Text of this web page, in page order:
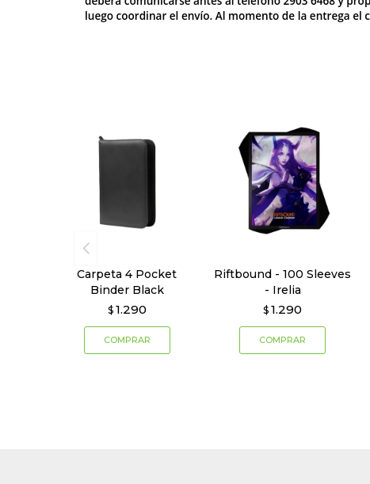
Carpeta 4 Pocket
Binder Black
$ 1.290
Riftbound - 100 Sleeves
- Irelia
$ 1.290